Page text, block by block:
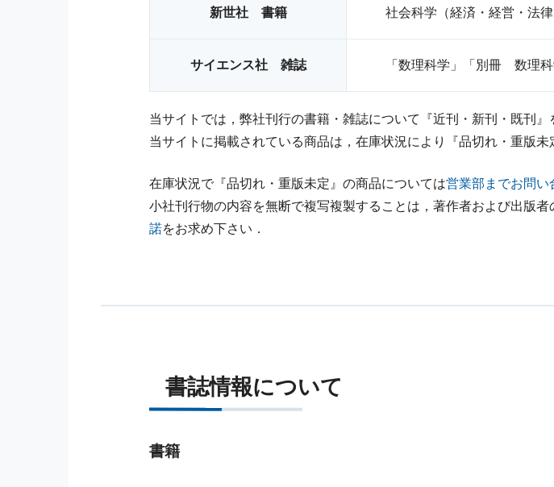
新世社 書籍 社会科学（経済・経営・法
サイエンス社 雑誌 「数理科学」「別冊 数理科
当サイトでは，弊社刊行の書籍・雑誌について『近刊・新刊・既刊
当サイトに掲載されている商品は，在庫状況により『品切れ・重版
在庫状況で『品切れ・重版未定』の商品については営業部までお問い
小社刊行物の内容を無断で複写複製することは，著作者および出版
諾をお求め下さい．
書誌情報について
書籍